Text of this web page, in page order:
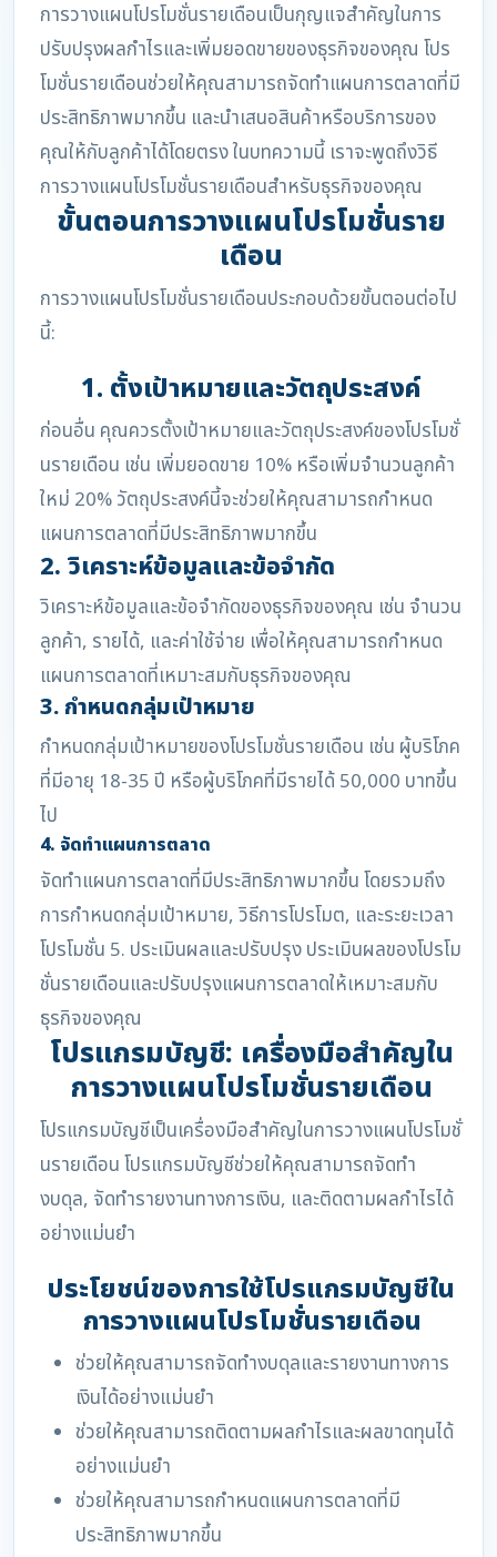
การวางแผนโปรโมชั่นรายเดือนเป็นกุญแจสำคัญในการ
ปรับปรุงผลกำไรและเพิ่มยอดขายของธุรกิจของคุณ โปร
โมชั่นรายเดือนช่วยให้คุณสามารถจัดทำแผนการตลาดที่มี
ประสิทธิภาพมากขึ้น และนำเสนอสินค้าหรือบริการของ
คุณให้กับลูกค้าได้โดยตรง ในบทความนี้ เราจะพูดถึงวิธี
การวางแผนโปรโมชั่นรายเดือนสำหรับธุรกิจของคุณ
ขั้นตอนการวางแผนโปรโมชั่นราย
เดือน
การวางแผนโปรโมชั่นรายเดือนประกอบด้วยขั้นตอนต่อไป
นี้:
1. ตั้งเป้าหมายและวัตถุประสงค์
ก่อนอื่น คุณควรตั้งเป้าหมายและวัตถุประสงค์ของโปรโมชั่
นรายเดือน เช่น เพิ่มยอดขาย 10% หรือเพิ่มจำนวนลูกค้า
ใหม่ 20% วัตถุประสงค์นี้จะช่วยให้คุณสามารถกำหนด
แผนการตลาดที่มีประสิทธิภาพมากขึ้น
2. วิเคราะห์ข้อมูลและข้อจำกัด
วิเคราะห์ข้อมูลและข้อจำกัดของธุรกิจของคุณ เช่น จำนวน
ลูกค้า, รายได้, และค่าใช้จ่าย เพื่อให้คุณสามารถกำหนด
แผนการตลาดที่เหมาะสมกับธุรกิจของคุณ
3. กำหนดกลุ่มเป้าหมาย
กำหนดกลุ่มเป้าหมายของโปรโมชั่นรายเดือน เช่น ผู้บริโภค
ที่มีอายุ 18-35 ปี หรือผู้บริโภคที่มีรายได้ 50,000 บาทขึ้น
ไป
4. จัดทำแผนการตลาด
จัดทำแผนการตลาดที่มีประสิทธิภาพมากขึ้น โดยรวมถึง
การกำหนดกลุ่มเป้าหมาย, วิธีการโปรโมต, และระยะเวลา
โปรโมชั่น 5. ประเมินผลและปรับปรุงประเมินผลของโปรโม
ชั่นรายเดือนและปรับปรุงแผนการตลาดให้เหมาะสมกับ
ธุรกิจของคุณ
โปรแกรมบัญชี: เครื่องมือสำคัญใน
การวางแผนโปรโมชั่นรายเดือน
โปรแกรมบัญชีเป็นเครื่องมือสำคัญในการวางแผนโปรโมชั่
นรายเดือน โปรแกรมบัญชีช่วยให้คุณสามารถจัดทำ
งบดุล, จัดทำรายงานทางการเงิน, และติดตามผลกำไรได้
อย่างแม่นยำ
ประโยชน์ของการใช้โปรแกรมบัญชีใน
การวางแผนโปรโมชั่นรายเดือน
ช่วยให้คุณสามารถจัดทำงบดุลและรายงานทางการ
เงินได้อย่างแม่นยำ
ช่วยให้คุณสามารถติดตามผลกำไรและผลขาดทุนได้
อย่างแม่นยำ
ช่วยให้คุณสามารถกำหนดแผนการตลาดที่มี
ประสิทธิภาพมากขึ้น